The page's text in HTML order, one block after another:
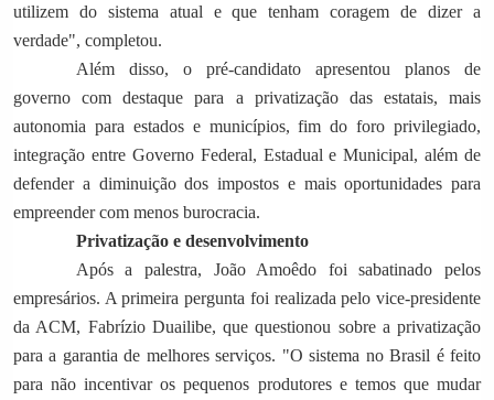
utilizem do sistema atual e que tenham coragem de dizer a
verdade", completou.
Além disso, o pré-candidato apresentou planos de
governo com destaque para a privatização das estatais, mais
autonomia para estados e municípios, fim do foro privilegiado,
integração entre Governo Federal, Estadual e Municipal, além de
defender a diminuição dos impostos e mais oportunidades para
empreender com menos burocracia.
Privatização e desenvolvimento
Após a palestra, João Amoêdo foi sabatinado pelos
empresários. A primeira pergunta foi realizada pelo vice-presidente
da ACM, Fabrízio Duailibe, que questionou sobre a privatização
para a garantia de melhores serviços. "O sistema no Brasil é feito
para não incentivar os pequenos produtores e temos que mudar